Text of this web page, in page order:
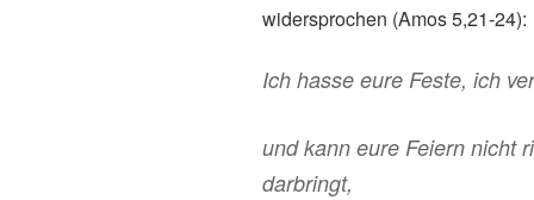
widersprochen (Amos 5,21-24):
Ich hasse eure Feste, ich
und kann eure Feiern nicht
darbringt,